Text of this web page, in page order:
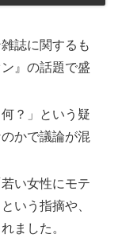
誌に関するも
』の話題で盛
？」という疑
かで議論が混
い女性にモテ
いう指摘や、
ました。